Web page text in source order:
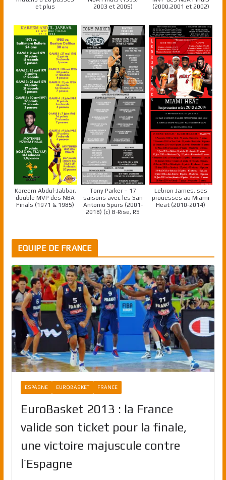
et plus
2003 et 2005)
(2000,2001 et 2002)
Kareem Abdul-Jabbar,
double MVP des NBA
Finals (1971 & 1985)
Tony Parker – 17
saisons avec les San
Antonio Spurs (2001-
2018) (c) B-Rise, RS
Lebron James, ses
prouesses au Miami
Heat (2010-2014)
EQUIPE DE FRANCE
ESPAGNE EUROBASKET FRANCE
EuroBasket 2013 : la France
valide son ticket pour la finale,
une victoire majuscule contre
l’Espagne